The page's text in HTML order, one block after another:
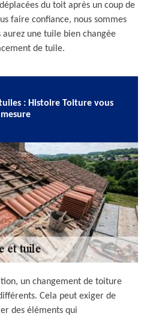
du toit après un coup de
faire confiance, nous sommes
une tuile bien changée
de tuile.
: Histoire Toiture vous
un changement de toiture
Cela peut exiger de
des éléments qui